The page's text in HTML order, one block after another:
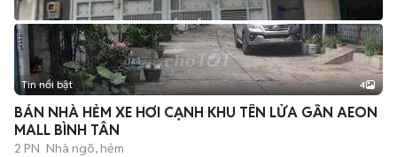
Tin nổi bật 4
BÁN NHÀ HẺM XE HƠI CẠNH KHU TÊN LỬA GẦN AEON
MALL BÌNH TÂN
2 PN Nhà ngõ, hẻm